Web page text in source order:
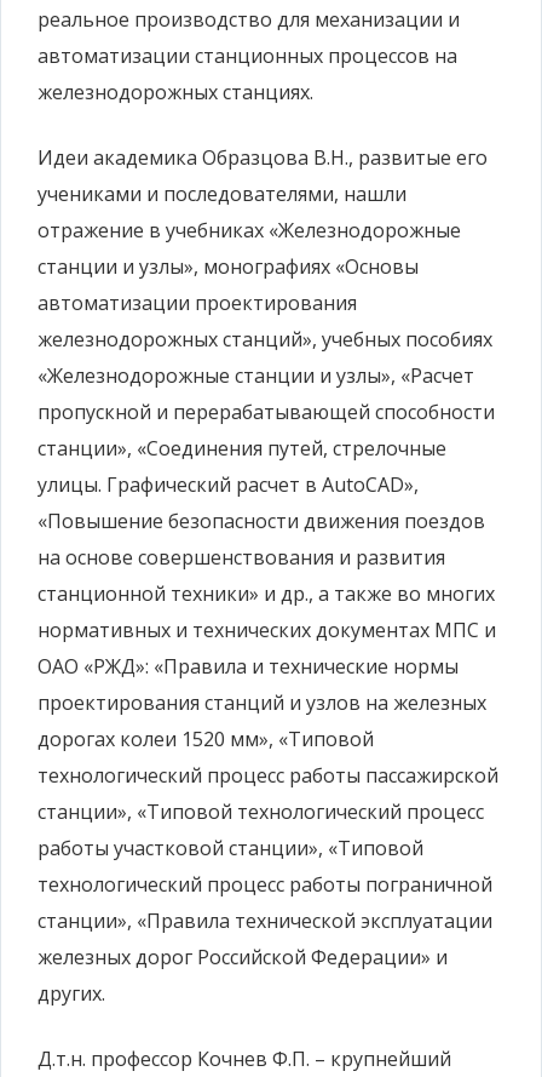
реальное производство для механизации и
автоматизации станционных процессов на
железнодорожных станциях.
Идеи академика Образцова В.Н., развитые его
учениками и последователями, нашли
отражение в учебниках «Железнодорожные
станции и узлы», монографиях «Основы
автоматизации проектирования
железнодорожных станций», учебных пособиях
«Железнодорожные станции и узлы», «Расчет
пропускной и перерабатывающей способности
станции», «Соединения путей, стрелочные
улицы. Графический расчет в AutoCAD»,
«Повышение безопасности движения поездов
на основе совершенствования и развития
станционной техники» и др., а также во многих
нормативных и технических документах МПС и
ОАО «РЖД»: «Правила и технические нормы
проектирования станций и узлов на железных
дорогах колеи 1520 мм», «Типовой
технологический процесс работы пассажирской
станции», «Типовой технологический процесс
работы участковой станции», «Типовой
технологический процесс работы пограничной
станции», «Правила технической эксплуатации
железных дорог Российской Федерации» и
других.
Д.т.н. профессор Кочнев Ф.П. – крупнейший